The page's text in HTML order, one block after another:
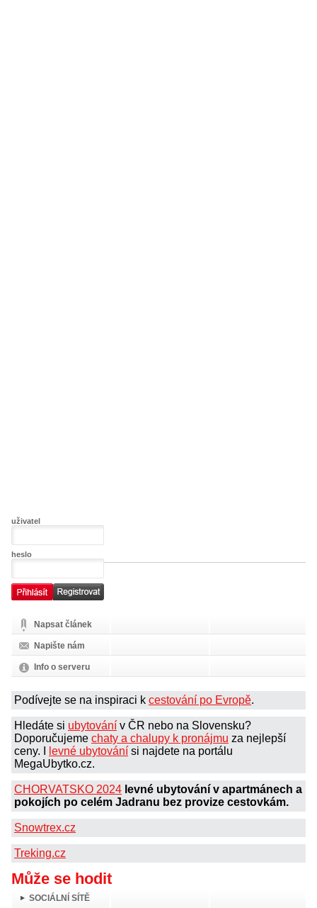
uživatel
heslo
Napsat článek
Napište nám
Info o serveru
Podívejte se na inspiraci k cestování po Evropě.
Hledáte si ubytování v ČR nebo na Slovensku?
Doporučujeme chaty a chalupy k pronájmu za nejlepší
ceny. I
levné ubytování si najdete na portálu
MegaUbytko.cz.
CHORVATSKO 2024 levné ubytování v apartmánech a
pokojích po celém Jadranu bez provize cestovkám.
Snowtrex.cz
Treking.cz
Může se hodit
SOCIÁLNÍ SÍTĚ